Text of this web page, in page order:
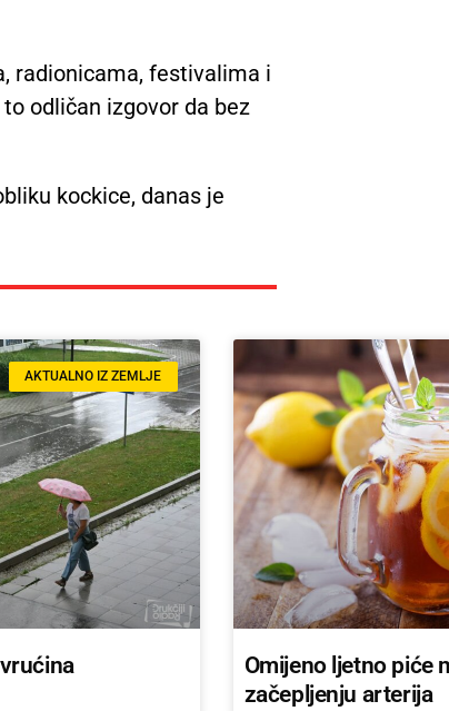
radionicama, festivalima i
odličan izgovor da bez
kockice, danas je
AKTUALNO IZ ZEMLJE
Omijeno ljetno piće
začepljenju arterija